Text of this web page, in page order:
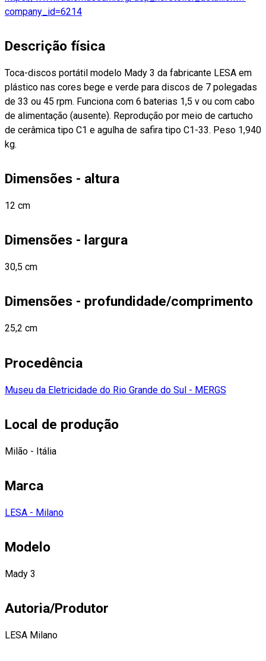
company_id=6214
Descrição física
Toca-discos portátil modelo Mady 3 da fabricante LESA em
plástico nas cores bege e verde para discos de 7 polegadas
de 33 ou 45 rpm. Funciona com 6 baterias 1,5 v ou com cabo
de alimentação (ausente). Reprodução por meio de cartucho
de cerâmica tipo C1 e agulha de safira tipo C1-33. Peso 1,940
kg.
Dimensões - altura
12 cm
Dimensões - largura
30,5 cm
Dimensões - profundidade/comprimento
25,2 cm
Procedência
Museu da Eletricidade do Rio Grande do Sul - MERGS
Local de produção
Milão - Itália
Marca
LESA - Milano
Modelo
Mady 3
Autoria/Produtor
LESA Milano